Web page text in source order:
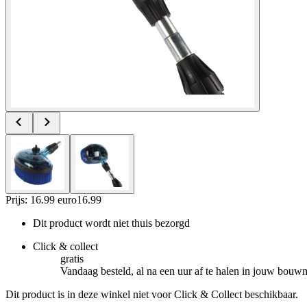
Prijs: 16.99 euro16.99
Dit product wordt niet thuis bezorgd
Click & collect
gratis
Vandaag besteld, al na een uur af te halen in jouw
Dit product is in deze winkel niet voor Click & Collect beschikbaar.